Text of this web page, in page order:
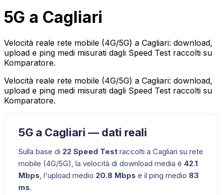
5G a Cagliari
Velocità reale rete mobile (4G/5G) a Cagliari: download,
upload e ping medi misurati dagli Speed Test raccolti su
Komparatore.
Velocità reale rete mobile (4G/5G) a Cagliari: download,
upload e ping medi misurati dagli Speed Test raccolti su
Komparatore.
5G a Cagliari — dati reali
Sulla base di 22 Speed Test raccolti a Cagliari su rete
mobile (4G/5G), la velocità di download media è 42.1
Mbps, l'upload medio 20.8 Mbps e il ping medio 83
ms.